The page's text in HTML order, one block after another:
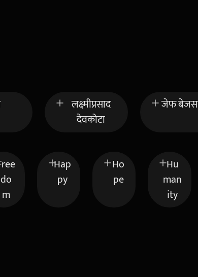
लक्ष्मीप्रसाद
देवकोटा
जेफ बेजस
do
m
Hap
py
Ho
pe
Hu
man
ity